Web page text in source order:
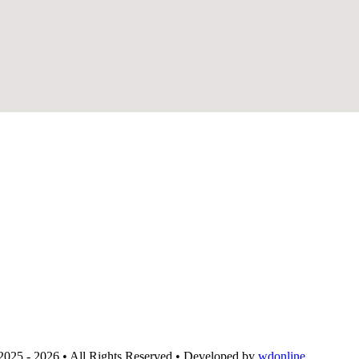
- 2026 • All Rights Reserved • Developed bywdonline